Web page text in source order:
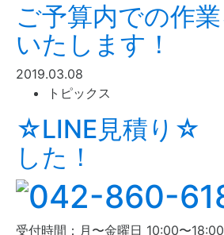
ご予算内での作
いたします！
2019.03.08
トピックス
☆LINE見積り☆
した！
受付時間：月〜金曜日 10:00〜18:00